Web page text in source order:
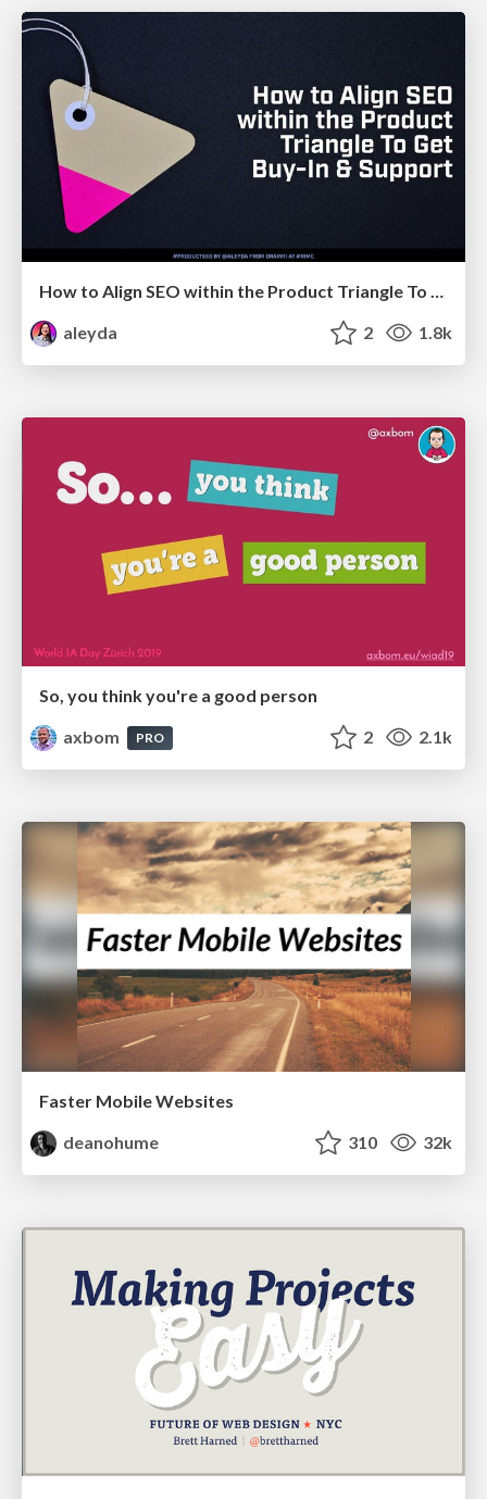
How to Align SEO within the Product Triangle To Get Buy-In & Support - #RIMC
aleyda
2 1.8k
So, you think you're a good person
axbom
PRO 2 2.1k
Faster Mobile Websites
deanohume
310 32k